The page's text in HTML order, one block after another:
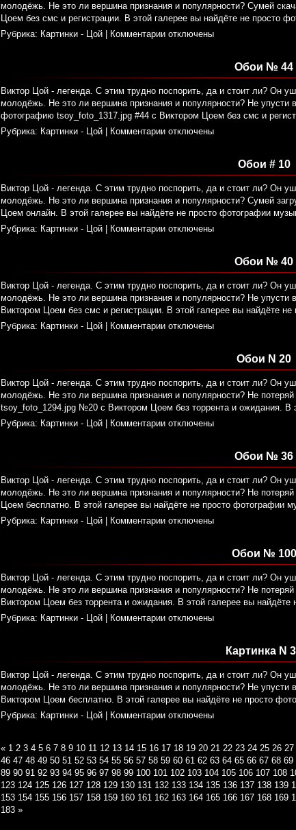
молодёжь. Не это ли вершина признания и популярности? Сумей
Цоем без смс и регистрации. В этой галерее вы найдёте не просто
Рубрика: Картинки - Цой Комментарии отключены
Обои № 44
Виктор Цой - легенда. С этим трудно поспорить, да и стоит ли? Он
молодёжь. Не это ли вершина признания и популярности? Не упусти
фотографию tsoy_foto_1317.jpg #44 с Виктором Цоем без смс и
Рубрика: Картинки - Цой Комментарии отключены
Обои # 10
Виктор Цой - легенда. С этим трудно поспорить, да и стоит ли? Он
молодёжь. Не это ли вершина признания и популярности? Сумей
Цоем онлайн. В этой галерее вы найдёте не просто фотографии
Рубрика: Картинки - Цой Комментарии отключены
Обои № 40
Виктор Цой - легенда. С этим трудно поспорить, да и стоит ли? Он
молодёжь. Не это ли вершина признания и популярности? Не упусти
Виктором Цоем без смс и регистрации. В этой галерее вы найдёте
Рубрика: Картинки - Цой Комментарии отключены
Обои N 20
Виктор Цой - легенда. С этим трудно поспорить, да и стоит ли? Он
молодёжь. Не это ли вершина признания и популярности? Не
tsoy_foto_1294.jpg №20 с Виктором Цоем без торрента и ожидания. В
Рубрика: Картинки - Цой Комментарии отключены
Обои № 36
Виктор Цой - легенда. С этим трудно поспорить, да и стоит ли? Он
молодёжь. Не это ли вершина признания и популярности? Не
Цоем бесплатно. В этой галерее вы найдёте не просто фотографии
Рубрика: Картинки - Цой Комментарии отключены
Обои № 100
Виктор Цой - легенда. С этим трудно поспорить, да и стоит ли? Он
молодёжь. Не это ли вершина признания и популярности? Не
Виктором Цоем без торрента и ожидания. В этой галерее вы
Рубрика: Картинки - Цой Комментарии отключены
Картинка N
Виктор Цой - легенда. С этим трудно поспорить, да и стоит ли? Он
молодёжь. Не это ли вершина признания и популярности? Не
Виктором Цоем бесплатно. В этой галерее вы найдёте не просто
Рубрика: Картинки - Цой Комментарии отключены
« 1 2 3 4 5 6 7 8 9 10 11 12 13 14 15 16 17 18 19 20 21 22 23 24 25 26 27
46 47 48 49 50 51 52 53 54 55 56 57 58 59 60 61 62 63 64 65 66 67 68 69
89 90 91 92 93 94 95 96 97 98 99 100 101 102 103 104 105 106 107 108
123 124 125 126 127 128 129 130 131 132 133 134 135 136 137 138 139
153 154 155 156 157 158 159 160 161 162 163 164 165 166 167 168 169
183 »